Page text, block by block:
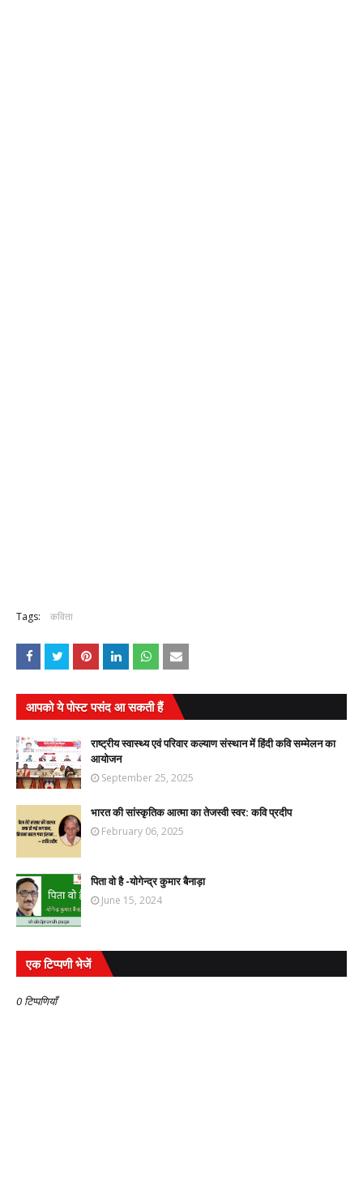
Tags: कविता
आपको ये पोस्ट पसंद आ सकती हैं
राष्ट्रीय स्वास्थ्य एवं परिवार कल्याण संस्थान में हिंदी कवि सम्मेलन का
आयोजन
September 25, 2025
भारत की सांस्कृतिक आत्मा का तेजस्वी स्वर: कवि प्रदीप
February 06, 2025
पिता वो है -योगेन्द्र कुमार बैनाड़ा
June 15, 2024
एक टिप्पणी भेजें
0 टिप्पणियाँ